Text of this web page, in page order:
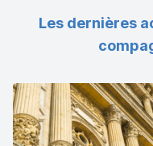
Les dernières